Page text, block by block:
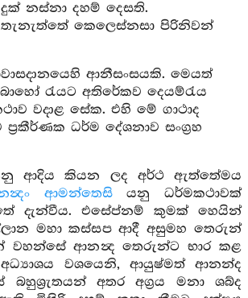
නස්නා දහම් දෙසති.
කෙලෙස්නසා පිරිනිවන්
ආනීසංසයකි. මෙයත්
රැයට අතිරේකව දෙයම්රැය
වදාළ සේක. එහි මේ ගාථාද
ධර්ම දේශනාව සංග්‍රහ
ආදිය කියන ලද අර්ථ ඇත්තේමය
ආමන්තෙසියනු ධර්මකථාවක්
දැන්වීය. එසේප්නම් කුමක් හෙයින්
මහා කස්සප ආදී අසුමහ තෙරුන්
වහන්සේ ආනන්‍ද තෙරුන්ට භාර කළ
වශයෙනි, ආයුෂ්මත් ආනන්ද
අතර අග්‍රය මනා ශබ්ද